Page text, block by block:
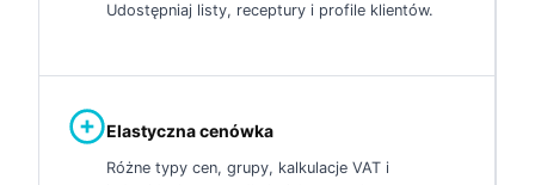
Udostępniaj listy, receptury i profile klientów.
Elastyczna cenówka
Różne typy cen, grupy, kalkulacje VAT i